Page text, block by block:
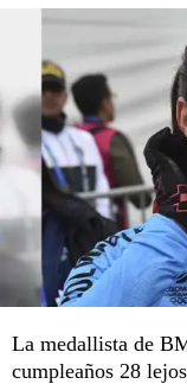
La medallista de
cumpleaños 28